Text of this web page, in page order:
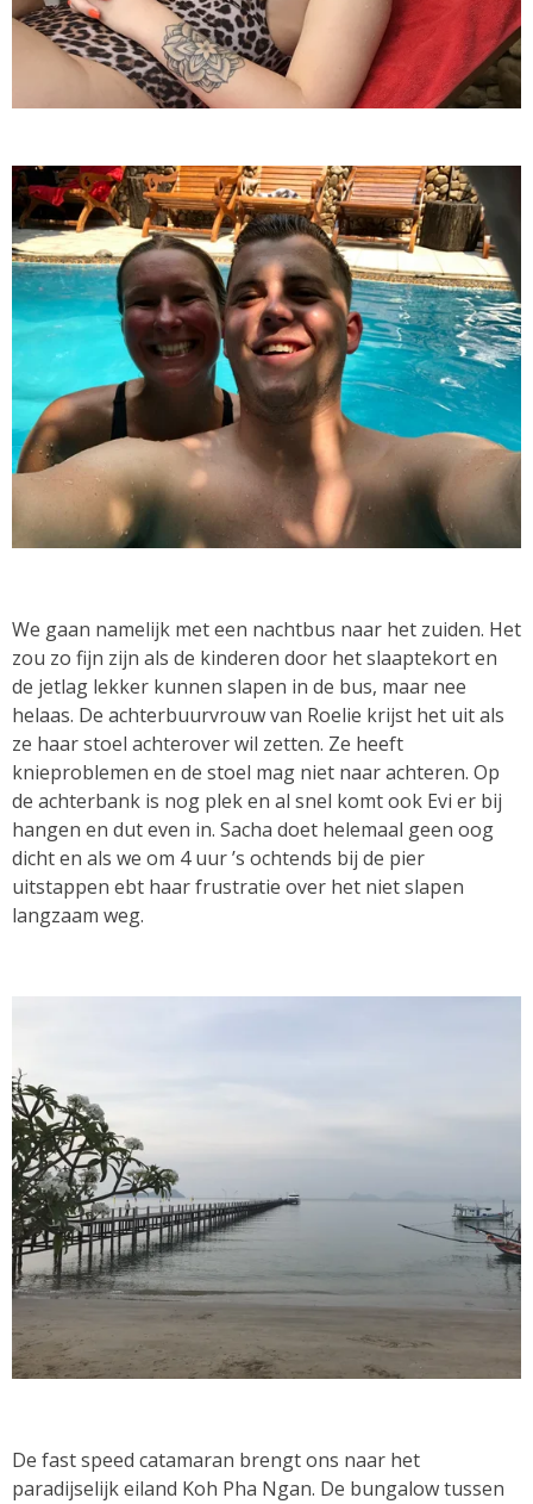
We gaan namelijk met een nachtbus naar het zuiden. Het
zou zo fijn zijn als de kinderen door het slaaptekort en
de jetlag lekker kunnen slapen in de bus, maar nee
helaas. De achterbuurvrouw van Roelie krijst het uit als
ze haar stoel achterover wil zetten. Ze heeft
knieproblemen en de stoel mag niet naar achteren. Op
de achterbank is nog plek en al snel komt ook Evi er bij
hangen en dut even in. Sacha doet helemaal geen oog
dicht en als we om 4 uur ’s ochtends bij de pier
uitstappen ebt haar frustratie over het niet slapen
langzaam weg.
De fast speed catamaran brengt ons naar het
paradijselijk eiland Koh Pha Ngan. De bungalow tussen